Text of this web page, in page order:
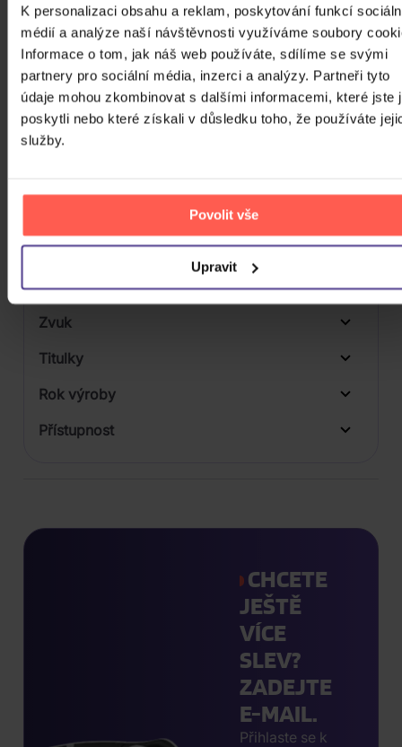
K personalizaci obsahu a reklam, poskytování funkcí
médií a analýze naší návštěvnosti využíváme soubory
Informace o tom, jak náš web používáte, sdílíme se svými
partnery pro sociální média, inzerci a analýzy. Partneři tyto
údaje mohou zkombinovat s dalšími informacemi, které jste
poskytli nebo které získali v důsledku toho, že používáte
služby.
Povolit vše
Upravit
CD
1
Počet MC
Počet DVD
Počet BD
Počet vinyl
Formát média
Počet Platform Album
Zvuk
Titulky
Rok výroby
Přístupnost
CHCETE
JEŠTĚ
VÍCE
SLEV?
ZADEJTE
E-MAIL.
Přihlaste se k